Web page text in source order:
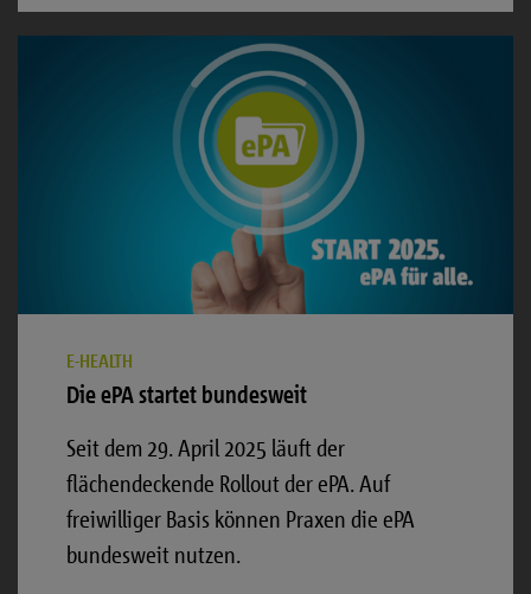
E-HEALTH
Die ePA startet bundesweit
Seit dem 29. April 2025 läuft der
flächendeckende Rollout der ePA. Auf
freiwilliger Basis können Praxen die ePA
bundesweit nutzen.